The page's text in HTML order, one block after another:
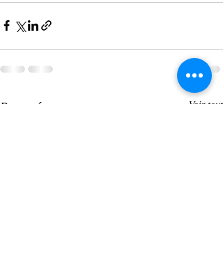
Posts récents Voir tout